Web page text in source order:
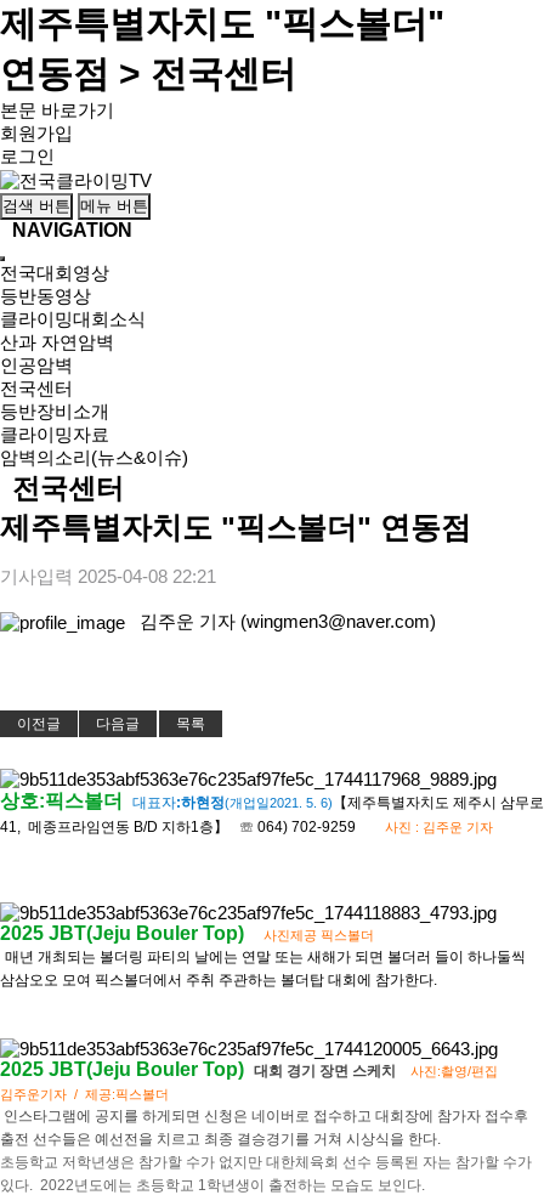
제주특별자치도 "픽스볼더"
연동점 > 전국센터
본문 바로가기
회원가입
로그인
검색 버튼 메뉴 버튼
NAVIGATION
전국대회영상
등반동영상
클라이밍대회소식
산과 자연암벽
인공암벽
전국센터
등반장비소개
클라이밍자료
암벽의소리(뉴스&이슈)
전국센터
제주특별자치도 "픽스볼더" 연동점
기사입력 2025-04-08 22:21
김주운 기자 (wingmen3@naver.com)
이전글 다음글 목록
상호:픽스볼더 대표자:하현정(개업일2021. 5. 6)
【제주특별자치도 제주시 삼무로
41, 메종프라임연동 B/D 지하1층】 ☏ 064) 702-9259 사진 : 김주운 기자
2025 JBT(Jeju Bouler Top) 사진제공 픽스볼더
​매년 개최되는 볼더링 파티의 날에는 연말 또는 새해가 되면 볼더러 들이 하나둘씩
삼삼오오 모여 픽스볼더에서 주취 주관하는 볼더탑 대회에 참가한다.
2025 JBT(Jeju Bouler Top) 대회 경기 장면 스케치 사진:촬영/편집
김주운기자 / 제공:픽스볼더
인스타그램에 공지를 하게되면 신청은 네이버로 접수하고 대회장에 참가자 접수후
출전 선수들은 예선전을 치르고 최종 결승경기를 거쳐 시상식을 한다.​
초등학교 저학년생은 참가할 수가 없지만 대한체육회 선수 등록된 자는 참가할 수가
있다. 2022년도에는 초등학교 1학년생이 출전하는 모습도 보인다.